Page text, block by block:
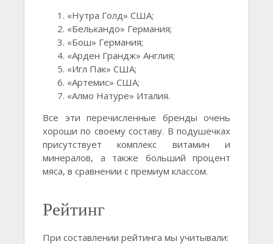
«Нутра Голд» США;
«Белькандо» Германия;
«Бош» Германия;
«Арден Грандж» Англия;
«Игл Пак» США;
«Артемис» США;
«Алмо Натуре» Италия.
Все эти перечисленные бренды очень
хороши по своему составу. В подушечках
присутствует комплекс витамин и
минералов, а также больший процент
мяса, в сравнении с премиум классом.
Рейтинг
При составлении рейтинга мы учитывали: